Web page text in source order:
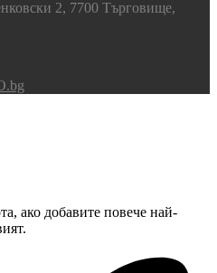
2, 7700 Търговище,
ако добавите повече най-